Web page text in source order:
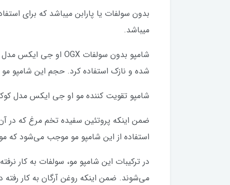
بدون سولفات یا پارابن میباشد که برای
میباشد.
شده و نازک استفاده کرد. حجم این شامپو مو 385 میلی‌لیتر است و برای آقایان و خانم‌ها مناسب می‌باشد.
شامپو تقویت کننده مو او جی ایکس مدل
ضمن اینکه پروتئین سفیده تخم مرغ که در
استفاده از این شامپو مو موجب می‌شود که
در ترکیبات این شامپو مو، سولفات به کار
می‌شوند. ضمن اینکه روغن آرگان به کار